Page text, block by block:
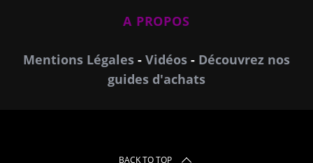
A PROPOS
Mentions Légales - Vidéos - Découvrez nos
guides d'achats
BACK TO TOP